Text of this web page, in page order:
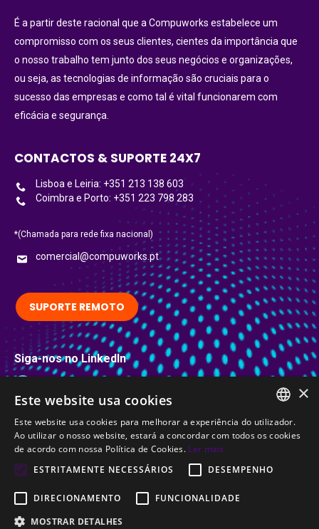
É a partir deste racional que a Compuworks estabelece um
compromisso com os seus clientes, cientes da importância que
o nosso trabalho tem junto dos seus negócios e organizações,
ou seja, as tecnologias de informação são cruciais para o
sucesso das empresas e como tal é vital funcionarem com
eficácia e segurança.
CONTACTOS & SUPORTE 24X7
Lisboa e Leiria: +351 213 138 603
Coimbra e Porto: +351 223 798 283
*(Chamada para rede fixa nacional)
comercial@compuworks.pt
SUPORTE REMOTO
Siga-nos no LinkedIn
LinkedIn
Certificações
PORTUGUESE
×
Este website usa cookies
Este website usa cookies para melhorar a experiência do utilizador.
Ao utilizar o nosso website, estará a concordar com todos os cookies
de acordo com nossa Política de Cookies. Ler mais
ESTRITAMENTE NECESSÁRIOS
DESEMPENHO
DIRECIONAMENTO
FUNCIONALIDADE
MOSTRAR DETALHES